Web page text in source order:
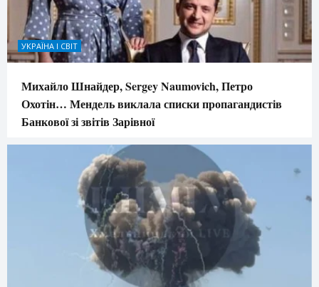
УКРАЇНА І СВІТ
Михайло Шнайдер, Sergey Naumovich, Петро
Охотін… Мендель виклала списки пропагандистів
Банкової зі звітів Зарівної